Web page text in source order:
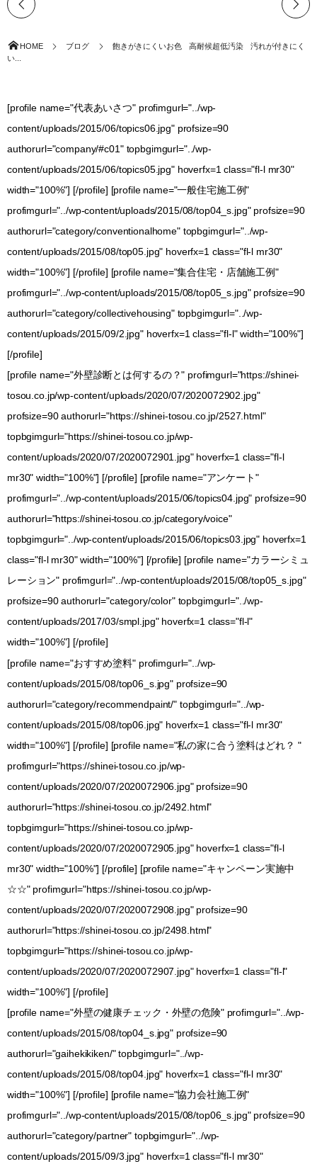
HOME ブログ
飽きがきにくいお色 高耐候超低汚染 汚れが付きにく
い...
[profile name="代表あいさつ" profimgurl="../wp-
content/uploads/2015/06/topics06.jpg" profsize=90
authorurl="company/#c01" topbgimgurl="../wp-
content/uploads/2015/06/topics05.jpg" hoverfx=1 class="fl-l mr30"
width="100%"] [/profile] [profile name="一般住宅施工例"
profimgurl="../wp-content/uploads/2015/08/top04_s.jpg" profsize=90
authorurl="category/conventionalhome" topbgimgurl="../wp-
content/uploads/2015/08/top05.jpg" hoverfx=1 class="fl-l mr30"
width="100%"] [/profile] [profile name="集合住宅・店舗施工例"
profimgurl="../wp-content/uploads/2015/08/top05_s.jpg" profsize=90
authorurl="category/collectivehousing" topbgimgurl="../wp-
content/uploads/2015/09/2.jpg" hoverfx=1 class="fl-l" width="100%"]
[/profile]
[profile name="外壁診断とは何するの？" profimgurl="https://shinei-
tosou.co.jp/wp-content/uploads/2020/07/2020072902.jpg"
profsize=90 authorurl="https://shinei-tosou.co.jp/2527.html"
topbgimgurl="https://shinei-tosou.co.jp/wp-
content/uploads/2020/07/2020072901.jpg" hoverfx=1 class="fl-l
mr30" width="100%"] [/profile] [profile name="アンケート"
profimgurl="../wp-content/uploads/2015/06/topics04.jpg" profsize=90
authorurl="https://shinei-tosou.co.jp/category/voice"
topbgimgurl="../wp-content/uploads/2015/06/topics03.jpg" hoverfx=1
class="fl-l mr30" width="100%"] [/profile] [profile name="カラーシミュ
レーション" profimgurl="../wp-content/uploads/2015/08/top05_s.jpg"
profsize=90 authorurl="category/color" topbgimgurl="../wp-
content/uploads/2017/03/smpl.jpg" hoverfx=1 class="fl-l"
width="100%"] [/profile]
[profile name="おすすめ塗料" profimgurl="../wp-
content/uploads/2015/08/top06_s.jpg" profsize=90
authorurl="category/recommendpaint/" topbgimgurl="../wp-
content/uploads/2015/08/top06.jpg" hoverfx=1 class="fl-l mr30"
width="100%"] [/profile] [profile name="私の家に合う塗料はどれ？ "
profimgurl="https://shinei-tosou.co.jp/wp-
content/uploads/2020/07/2020072906.jpg" profsize=90
authorurl="https://shinei-tosou.co.jp/2492.html"
topbgimgurl="https://shinei-tosou.co.jp/wp-
content/uploads/2020/07/2020072905.jpg" hoverfx=1 class="fl-l
mr30" width="100%"] [/profile] [profile name="キャンペーン実施中
☆☆" profimgurl="https://shinei-tosou.co.jp/wp-
content/uploads/2020/07/2020072908.jpg" profsize=90
authorurl="https://shinei-tosou.co.jp/2498.html"
topbgimgurl="https://shinei-tosou.co.jp/wp-
content/uploads/2020/07/2020072907.jpg" hoverfx=1 class="fl-l"
width="100%"] [/profile]
[profile name="外壁の健康チェック・外壁の危険" profimgurl="../wp-
content/uploads/2015/08/top04_s.jpg" profsize=90
authorurl="gaihekikiken/" topbgimgurl="../wp-
content/uploads/2015/08/top04.jpg" hoverfx=1 class="fl-l mr30"
width="100%"] [/profile] [profile name="協力会社施工例"
profimgurl="../wp-content/uploads/2015/08/top06_s.jpg" profsize=90
authorurl="category/partner" topbgimgurl="../wp-
content/uploads/2015/09/3.jpg" hoverfx=1 class="fl-l mr30"